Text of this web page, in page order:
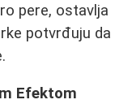
pere, ostavlja
potvrđuju da
Efektom